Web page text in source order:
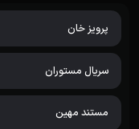
پرویز خان
سریال مستوران
مستند مهین